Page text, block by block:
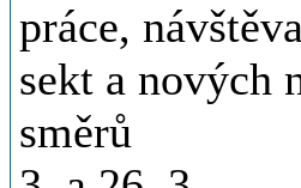
práce,
sekt a nových